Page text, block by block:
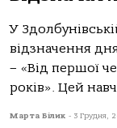
У
відзначення
– «Від першої
років». Цей
Марта Білик - 3 Грудня,